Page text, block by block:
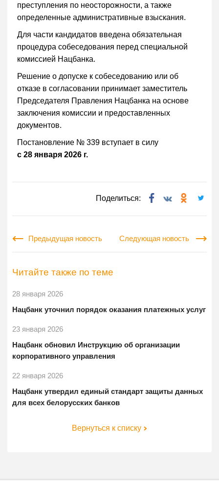
преступления по неосторожности, а также
определенные административные взыскания.
Для части кандидатов введена обязательная
процедура собеседования перед специальной
комиссией Нацбанка.
Решение о допуске к собеседованию или об
отказе в согласовании принимает заместитель
Председателя Правления Нацбанка на основе
заключения комиссии и предоставленных
документов.
Постановление № 339 вступает в силу
с 28 января 2026 г.
Поделиться:
Предыдущая новость Следующая новость
Читайте также по теме
28 января 2026
Нацбанк уточнил порядок оказания платежных услуг
23 января 2026
Нацбанк обновил Инструкцию об организации
корпоративного управления
22 января 2026
Нацбанк утвердил единый стандарт защиты данных
для всех белорусских банков
Вернуться к списку